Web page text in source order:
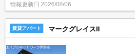
情報更新日 2026/08/06
賃貸アパート マークグレイスII